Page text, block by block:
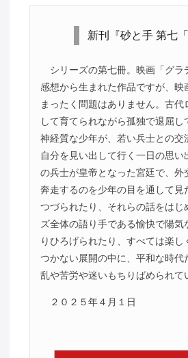
新刊『砂と手 第七「
シリーズの第七冊。映画「グラ
感想から生まれた作品ですが、映
まったく問題はありません。古代
して育てられながら孤独で退屈し
神経質な少年が、若い兵士との交
自分を見い出して行く一日の思い
の兵士が皇帝となった宮廷で、外
奔走するのを少年の目を通して見
つづられたり、それらの話をはじ
ズ全体の語り手である愉快で陽気
りひろげられたり、すべては楽し
つかない展開の中に、平和な時代
乱や苦労や迷いもちりばめられて
２０２５年４月１日